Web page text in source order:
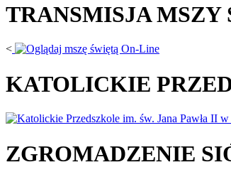
TRANSMISJA MSZY
<
KATOLICKIE
ZGROMADZENIE